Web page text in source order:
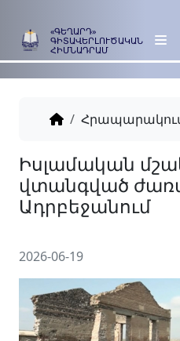
«ԳԵՂԱՐԴ»
ԳԻՏԱՎԵՐԼՈՒԾԱԿԱՆ
ՀԻՄՆԱԴՐԱՄ
Իսլամական
Ադրբեջանում
2026-06-19